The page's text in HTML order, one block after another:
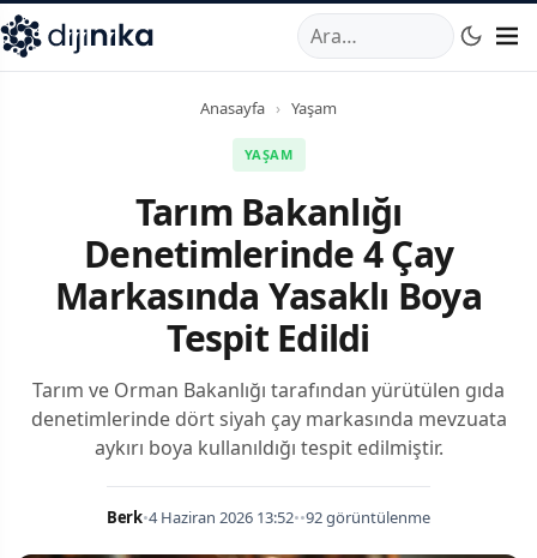
,Marmara Mahallesi,Beylikdüzü34520TRTelefon:0850
Anasayfa › Yaşam
YAŞAM
Tarım Bakanlığı
Denetimlerinde 4 Çay
Markasında Yasaklı Boya
Tespit Edildi
Tarım ve Orman Bakanlığı tarafından yürütülen gıda
denetimlerinde dört siyah çay markasında mevzuata
aykırı boya kullanıldığı tespit edilmiştir.
Berk•4 Haziran 2026 13:52••92 görüntülenme